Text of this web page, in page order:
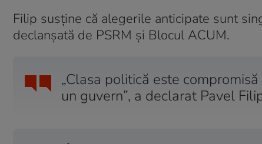
Filip susține că alegerile anticipate sunt
declanşată de PSRM şi Blocul ACUM.
„Clasa politică este
un guvern”, a declarat Pavel